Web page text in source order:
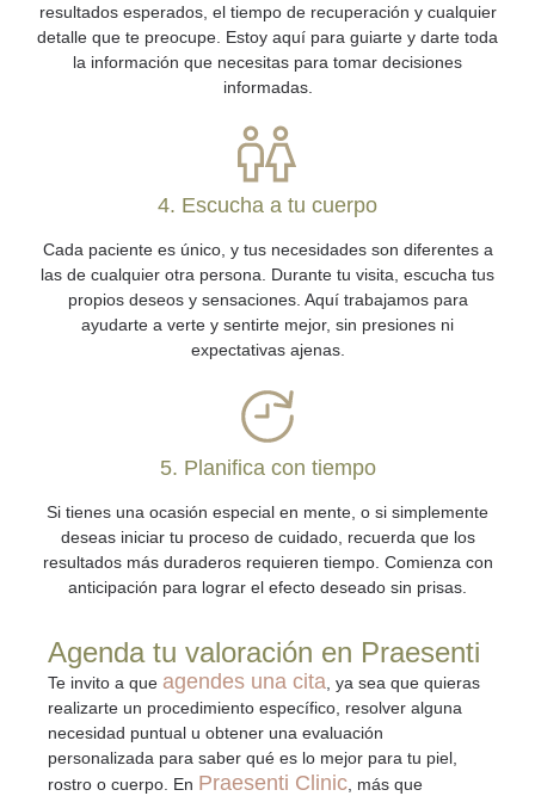
resultados esperados, el tiempo de recuperación y cualquier
detalle que te preocupe. Estoy aquí para guiarte y darte toda
la información que necesitas para tomar decisiones
informadas.
4. Escucha a tu cuerpo
Cada paciente es único, y tus necesidades son diferentes a
las de cualquier otra persona. Durante tu visita, escucha tus
propios deseos y sensaciones. Aquí trabajamos para
ayudarte a verte y sentirte mejor, sin presiones ni
expectativas ajenas.
5. Planifica con tiempo
Si tienes una ocasión especial en mente, o si simplemente
deseas iniciar tu proceso de cuidado, recuerda que los
resultados más duraderos requieren tiempo. Comienza con
anticipación para lograr el efecto deseado sin prisas.
Agenda tu valoración en Praesenti
Te invito a que agendes una cita , ya sea que quieras
realizarte un procedimiento específico , resolver alguna
necesidad puntual u obtener una evaluación
personalizada para saber qué es lo mejor para tu piel,
rostro o cuerpo. En Praesenti Clinic , más que